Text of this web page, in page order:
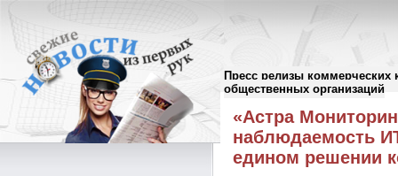
Пресс релизы коммерческих
общественных организаций
Пресс-релизы//
«Астра
наблюдаемость
едином решении